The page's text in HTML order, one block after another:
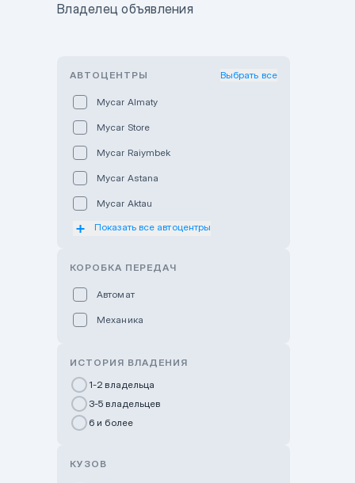
Владелец объявления
АВТОЦЕНТРЫ Выбрать все
Mycar Almaty
Mycar Store
Mycar Raiymbek
Mycar Astana
Mycar Aktau
Mycar Uralsk
GWM Nurly Zhol
Chery Astana
Показать все автоцентры
КОРОБКА ПЕРЕДАЧ
Автомат
Механика
ИСТОРИЯ ВЛАДЕНИЯ
1-2 владельца
3-5 владельцев
6 и более
КУЗОВ